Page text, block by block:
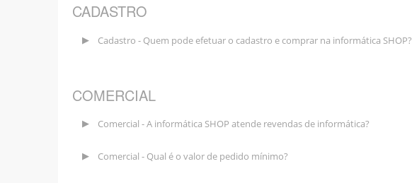
CADASTRO
Cadastro - Quem pode efetuar o cadastro e comprar na informática SHOP?
COMERCIAL
Comercial - A informática SHOP atende revendas de informática?
Comercial - Qual é o valor de pedido mínimo?